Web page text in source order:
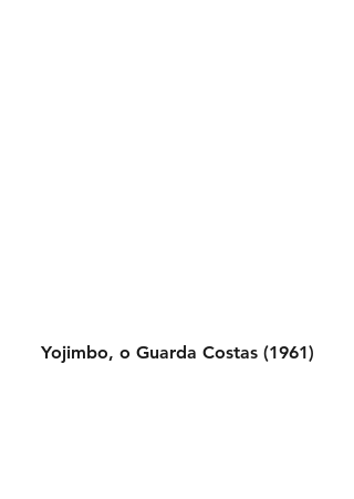
Yojimbo, o Guarda Costas (1961)